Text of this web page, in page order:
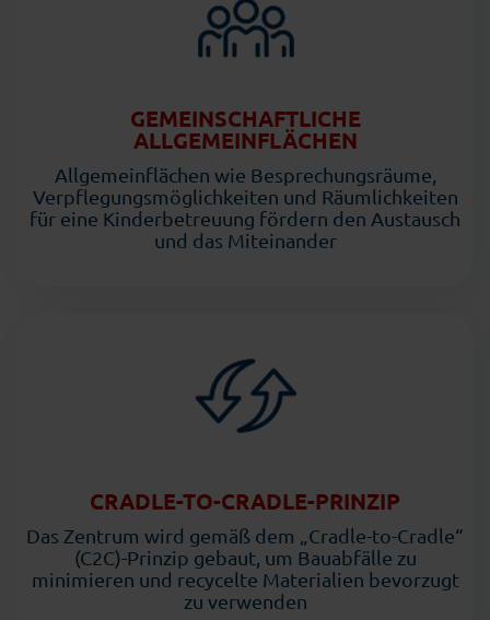
GEMEINSCHAFTLICHE
ALLGEMEINFLÄCHEN
Allgemeinflächen wie Besprechungsräume,
Verpflegungsmöglichkeiten und Räumlichkeiten
für eine Kinderbetreuung fördern den Austausch
und das Miteinander
CRADLE-TO-CRADLE-PRINZIP
Das Zentrum wird gemäß dem „Cradle-to-Cradle“
(C2C)-Prinzip gebaut, um Bauabfälle zu
minimieren und recycelte Materialien bevorzugt
zu verwenden